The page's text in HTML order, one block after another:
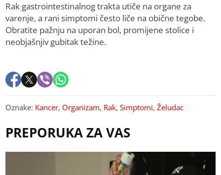
Rak gastrointestinalnog trakta utiče na organe za
varenje, a rani simptomi često liče na obične tegobe.
Obratite pažnju na uporan bol, promijene stolice i
neobjašnjiv gubitak težine.
Oznake: Kancer, Organizam, Rak,Simptomi,Želudac
PREPORUKA ZA VAS